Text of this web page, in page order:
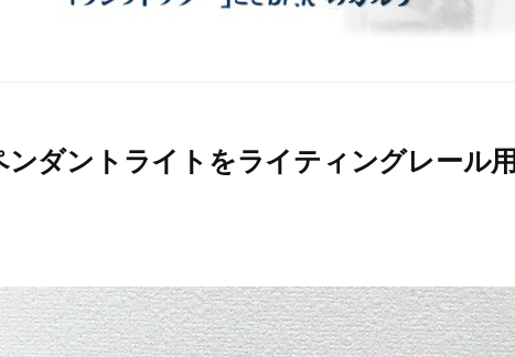
ンダントライトをライティングレール用